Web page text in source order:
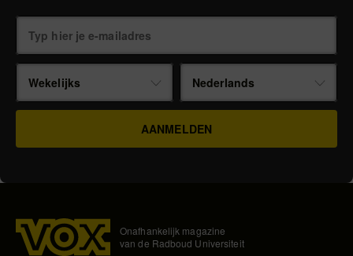
Wekelijks Nederlands
Onafhankelijk magazine
van de Radboud Universiteit